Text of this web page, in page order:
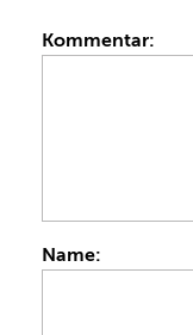
Kommentar:
Name: